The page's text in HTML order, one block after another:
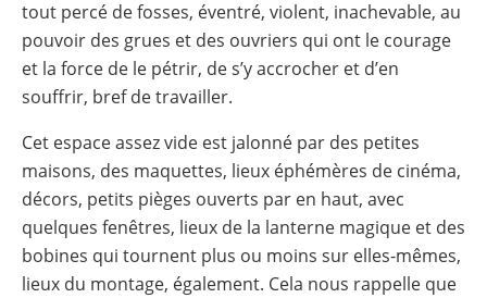
tout percé de fosses, éventré, violent, inachevable, au
pouvoir des grues et des ouvriers qui ont le courage
et la force de le pétrir, de s’y accrocher et d’en
souffrir, bref de travailler.
Cet espace assez vide est jalonné par des petites
maisons, des maquettes, lieux éphémères de cinéma,
décors, petits pièges ouverts par en haut, avec
quelques fenêtres, lieux de la lanterne magique et des
bobines qui tournent plus ou moins sur elles-mêmes,
lieux du montage, également. Cela nous rappelle que